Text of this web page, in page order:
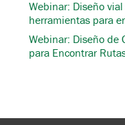
Webinar: Diseño
herramientas para
Webinar: Diseño de
para Encontrar